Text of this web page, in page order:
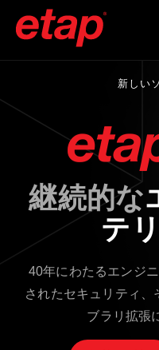
新しい
継続的な
テ
40年にわたるエンジ
されたセキュリティ、
ブラリ拡張